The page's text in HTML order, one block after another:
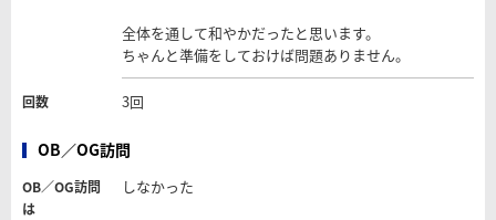
全体を通して和やかだったと思います。
ちゃんと準備をしておけば問題ありません。
回数 3回
OB／OG訪問
OB／OG訪問
は
しなかった